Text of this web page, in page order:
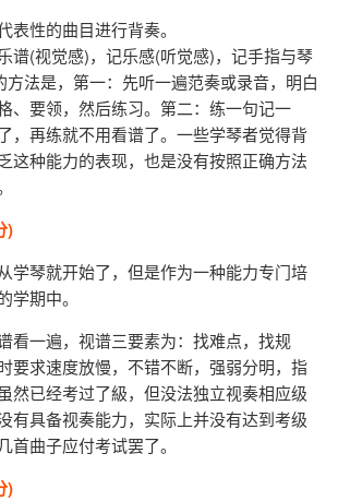
表性的曲目进行背奏。
谱(视觉感)，记乐感(听觉感)，记手指与琴
法是，第一：先听一遍范奏或录音，明白
、要领，然后练习。第二：练一句记一
，再练就不用看谱了。一些学琴者觉得背
这种能力的表现，也是没有按照正确方法
)
学琴就开始了，但是作为一种能力专门培
学期中。
看一遍，视谱三要素为：找难点，找规
要求速度放慢，不错不断，强弱分明，指
然已经考过了級，但没法独立视奏相应级
有具备视奏能力，实际上并没有达到考级
首曲子应付考试罢了。
)